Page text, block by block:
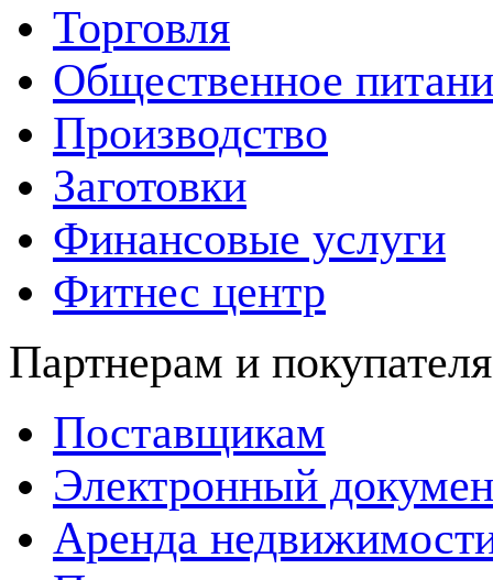
Торговля
Общественное
Производство
Заготовки
Финансовые услуги
Фитнес центр
Партнерам и
Поставщикам
Электронный
Аренда